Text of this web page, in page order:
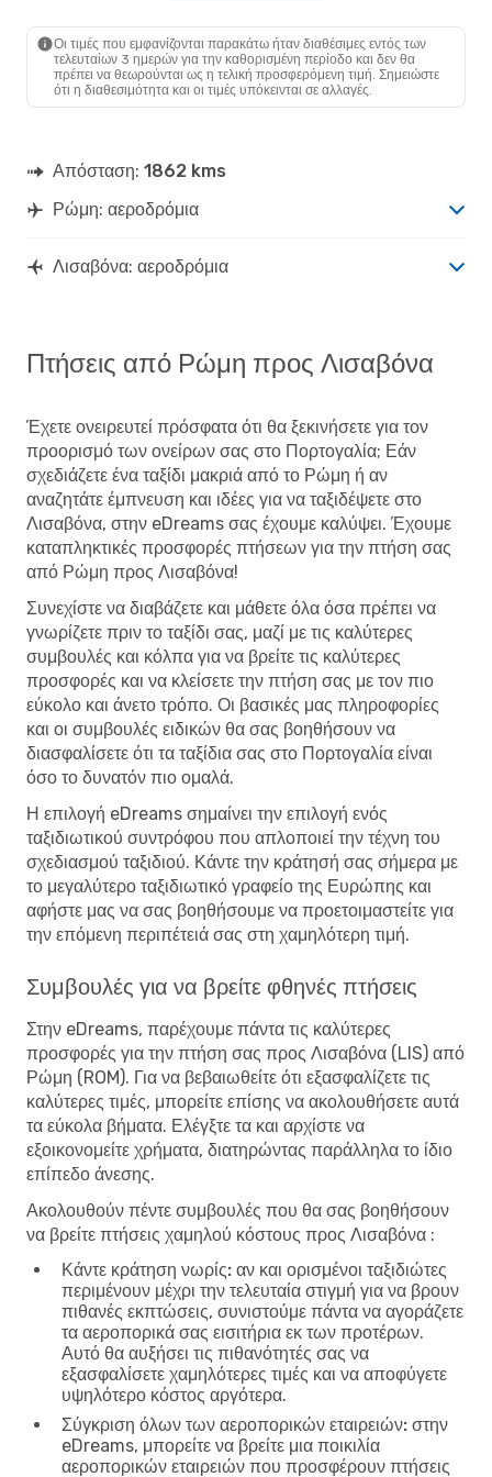
- ROM
Οι τιμές που εμφανίζονται παρακάτω ήταν διαθέσιμες εντός των
τελευταίων 3 ημερών για την καθορισμένη περίοδο και δεν θα
πρέπει να θεωρούνται ως η τελική προσφερόμενη τιμή. Σημειώστε
ότι η διαθεσιμότητα και οι τιμές υπόκεινται σε αλλαγές.
Απόσταση: 1862 kms
Ρώμη: αεροδρόμια
Λισαβόνα: αεροδρόμια
Πτήσεις από Ρώμη προς Λισαβόνα
Έχετε ονειρευτεί πρόσφατα ότι θα ξεκινήσετε για τον
προορισμό των ονείρων σας στο Πορτογαλία; Εάν
σχεδιάζετε ένα ταξίδι μακριά από το Ρώμη ή αν
αναζητάτε έμπνευση και ιδέες για να ταξιδέψετε στο
Λισαβόνα, στην eDreams σας έχουμε καλύψει. Έχουμε
καταπληκτικές προσφορές πτήσεων για την πτήση σας
από Ρώμη προς Λισαβόνα!
Συνεχίστε να διαβάζετε και μάθετε όλα όσα πρέπει να
γνωρίζετε πριν το ταξίδι σας, μαζί με τις καλύτερες
συμβουλές και κόλπα για να βρείτε τις καλύτερες
προσφορές και να κλείσετε την πτήση σας με τον πιο
εύκολο και άνετο τρόπο. Οι βασικές μας πληροφορίες
και οι συμβουλές ειδικών θα σας βοηθήσουν να
διασφαλίσετε ότι τα ταξίδια σας στο Πορτογαλία είναι
όσο το δυνατόν πιο ομαλά.
Η επιλογή eDreams σημαίνει την επιλογή ενός
ταξιδιωτικού συντρόφου που απλοποιεί την τέχνη του
σχεδιασμού ταξιδιού. Κάντε την κράτησή σας σήμερα με
το μεγαλύτερο ταξιδιωτικό γραφείο της Ευρώπης και
αφήστε μας να σας βοηθήσουμε να προετοιμαστείτε για
την επόμενη περιπέτειά σας στη χαμηλότερη τιμή.
Συμβουλές για να βρείτε φθηνές πτήσεις
Στην eDreams, παρέχουμε πάντα τις καλύτερες
προσφορές για την πτήση σας προς Λισαβόνα (LIS) από
Ρώμη (ROM). Για να βεβαιωθείτε ότι εξασφαλίζετε τις
καλύτερες τιμές, μπορείτε επίσης να ακολουθήσετε αυτά
τα εύκολα βήματα. Ελέγξτε τα και αρχίστε να
εξοικονομείτε χρήματα, διατηρώντας παράλληλα το ίδιο
επίπεδο άνεσης.
Ακολουθούν πέντε συμβουλές που θα σας βοηθήσουν
να βρείτε πτήσεις χαμηλού κόστους προς Λισαβόνα :
Κάντε κράτηση νωρίς: αν και ορισμένοι ταξιδιώτες
περιμένουν μέχρι την τελευταία στιγμή για να βρουν
πιθανές εκπτώσεις, συνιστούμε πάντα να αγοράζετε
τα αεροπορικά σας εισιτήρια εκ των προτέρων.
Αυτό θα αυξήσει τις πιθανότητές σας να
εξασφαλίσετε χαμηλότερες τιμές και να αποφύγετε
υψηλότερο κόστος αργότερα.
Σύγκριση όλων των αεροπορικών εταιρειών: στην
eDreams, μπορείτε να βρείτε μια ποικιλία
αεροπορικών εταιρειών που προσφέρουν πτήσεις